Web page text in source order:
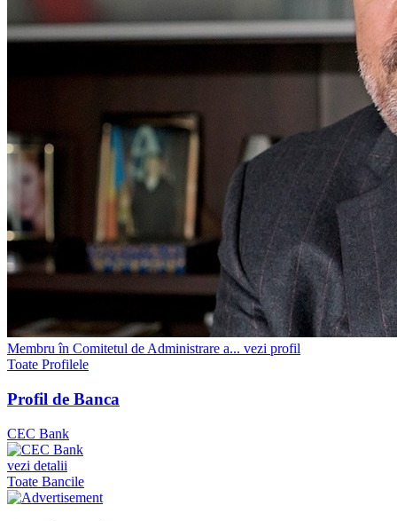
Membru în Comitetul de Administrare a... vezi profil
Toate Profilele
Profil de Banca
CEC Bank
vezi detalii
Toate Bancile